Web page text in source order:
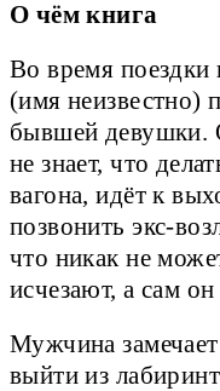
О чём книга
Во время
(имя неизвестно)
бывшей девушки.
не знает, что
вагона, идёт к
позвонить экс-
что никак не
исчезают, а сам
Мужчина
выйти из